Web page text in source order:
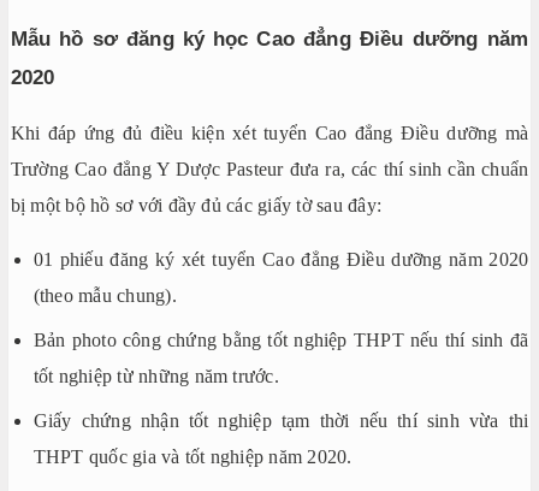
Mẫu hồ sơ đăng ký học Cao đẳng Điều dưỡng năm
2020
Khi đáp ứng đủ điều kiện xét tuyển Cao đẳng Điều dưỡng mà
Trường Cao đẳng Y Dược Pasteur đưa ra, các thí sinh cần chuẩn
bị một bộ hồ sơ với đầy đủ các giấy tờ sau đây:
01 phiếu đăng ký xét tuyển Cao đẳng Điều dưỡng năm 2020
(theo mẫu chung).
Bản photo công chứng bằng tốt nghiệp THPT nếu thí sinh đã
tốt nghiệp từ những năm trước.
Giấy chứng nhận tốt nghiệp tạm thời nếu thí sinh vừa thi
THPT quốc gia và tốt nghiệp năm 2020.